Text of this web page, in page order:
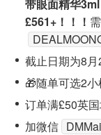
带眼面精华
£561+！！！
截止日期为8月
🎁随单可选2小
订单满£50英国
加微信